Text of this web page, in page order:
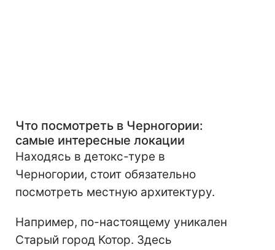
Что посмотреть в Черногории:
самые интересные локации
Находясь в детокс-туре в
Черногории, стоит обязательно
посмотреть местную архитектуру.
Например, по-настоящему уникален
Старый город Котор. Здесь